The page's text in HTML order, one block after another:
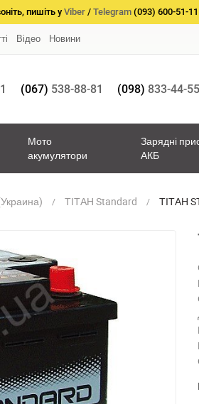
пишіть у Viber / Telegram (093) 600-51-11
Відео Новини
(067) 538-88-81 (098) 833-44-55
Мото
акумулятори
Зарядні
АКБ
ТІТАН Standard ТІТАН